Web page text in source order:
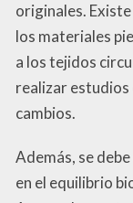
originales.
los materiales
a los tejidos
realizar
cambios.
Además, se
en el equilibrio